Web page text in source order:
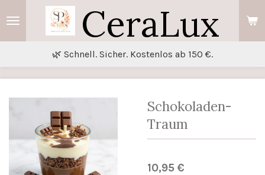
Hauptinhalt
CeraLux
🌿 Schnell. Sicher. Kostenlos ab 150 €.
Schokoladen-
Traum
10,95 €